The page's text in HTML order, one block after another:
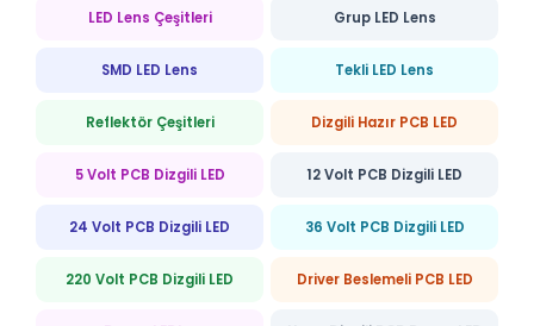
LED Lens Çeşitleri Grup LED Lens
SMD LED Lens Tekli LED Lens
Reflektör Çeşitleri Dizgili Hazır PCB LED
5 Volt PCB Dizgili LED 12 Volt PCB Dizgili LED
24 Volt PCB Dizgili LED 36 Volt PCB Dizgili LED
220 Volt PCB Dizgili LED Driver Beslemeli PCB LED